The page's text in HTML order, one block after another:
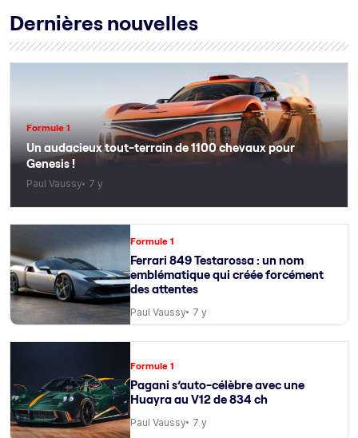
Dernières nouvelles
Formule 1
Un audacieux tout-terrain de 1100 chevaux pour
Genesis !
Paul Vaussy 7 y
Formule 1
Ferrari 849 Testarossa : un nom
emblématique qui créée forcément
des attentes
Paul Vaussy 7 y
Formule 1
Pagani s’auto-célèbre avec une
Huayra au V12 de 834 ch
Paul Vaussy 7 y